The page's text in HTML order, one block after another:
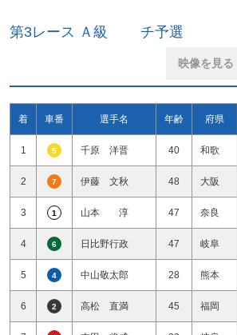
第3レース Ａ級 チ予選
映像を見る
着 車番 選手名 年齢 府県
1 5 千原 洋晋 40 和歌
2 7 伊藤 文秋 48 大阪
3 1 山本 淳 47 奈良
4 6 日比野行政 47 岐阜
5 4 中山敬太郎 28 熊本
6 2 高松 直満 45 福岡